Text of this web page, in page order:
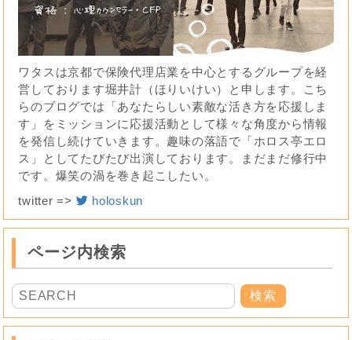
ワタスは京都で保険代理店業を中心とするグループを経
営しております堀井計（ほりいけい）と申します。こち
らのブログでは「あなたらしい素敵な活き方を応援しま
す」をミッションに応援活動として様々な角度から情報
を発信し続けていきます。趣味の落語で「ホロス亭エロ
ス」としてたびたび出演しております。まだまだ修行中
です。爆笑の渦を巻き起こしたい。
twitter =>
holoskun
ページ内検索